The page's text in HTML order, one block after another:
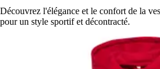
Découvrez l'élégance et le confort de la
pour un style sportif et décontracté.